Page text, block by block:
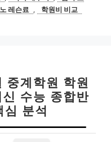
레슨료 , 학원비 비교
중계학원 학원
수능 종합반
분석